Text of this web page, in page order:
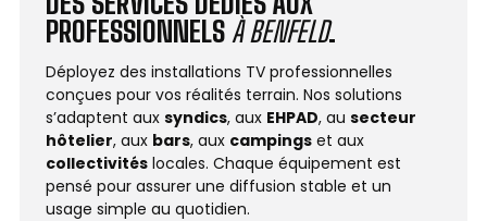
PROFESSIONNELS À BENFELD.
Déployez des installations TV professionnelles
conçues pour vos réalités terrain. Nos solutions
s’adaptent aux syndics, aux EHPAD, au secteur
hôtelier, aux bars, aux campings et aux
collectivités locales. Chaque équipement est
pensé pour assurer une diffusion stable et un
usage simple au quotidien.